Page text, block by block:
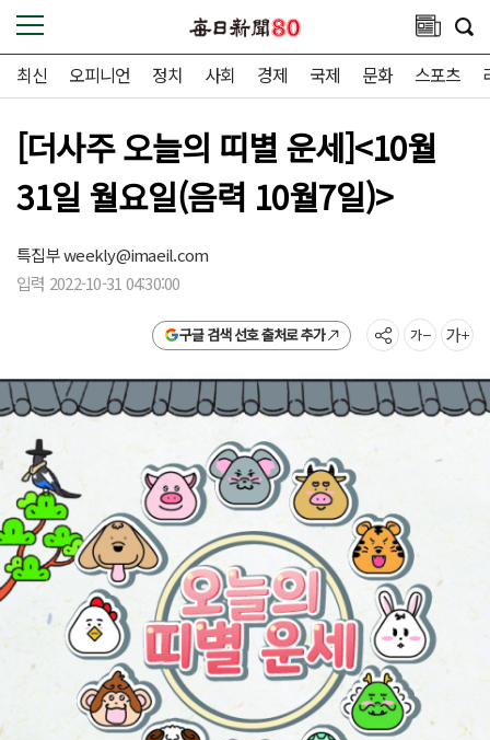
최신 오피니언 정치 사회 경제 국제 문화 스포츠
[더사주 오늘의 띠별 운세]<10월
31일 월요일(음력 10월7일)>
특집부weekly@imaeil.com
입력 2022-10-31 04:30:00
구글 검색 선호 출처로 추가